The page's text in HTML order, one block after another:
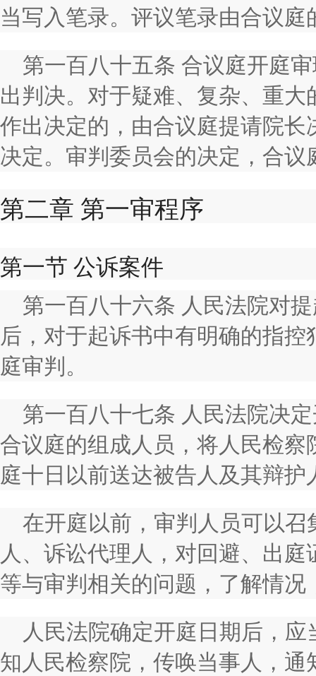
当写入笔录。评议笔录由合议庭
第一百八十五条 合议庭开庭
出判决。对于疑难、复杂、重
作出决定的，由合议庭提请院
决定。审判委员会的决定，合议
第二章 第一审程序
第一节 公诉案件
第一百八十六条 人民法院对
后，对于起诉书中有明确的指
庭审判。
第一百八十七条 人民法院决
合议庭的组成人员，将人民检
庭十日以前送达被告人及其辩护
在开庭以前，审判人员可以
人、诉讼代理人，对回避、出
等与审判相关的问题，了解情况
人民法院确定开庭日期后，
知人民检察院，传唤当事人，